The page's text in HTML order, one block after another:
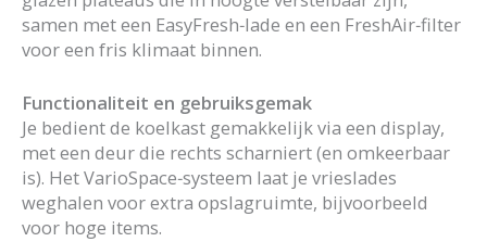
samen met een EasyFresh‑lade en een FreshAir‑filter
voor een fris klimaat binnen.
Functionaliteit en gebruiksgemak
Je bedient de koelkast gemakkelijk via een display,
met een deur die rechts scharniert (en omkeerbaar
is). Het VarioSpace‑systeem laat je vrieslades
weghalen voor extra opslagruimte, bijvoorbeeld
voor hoge items.